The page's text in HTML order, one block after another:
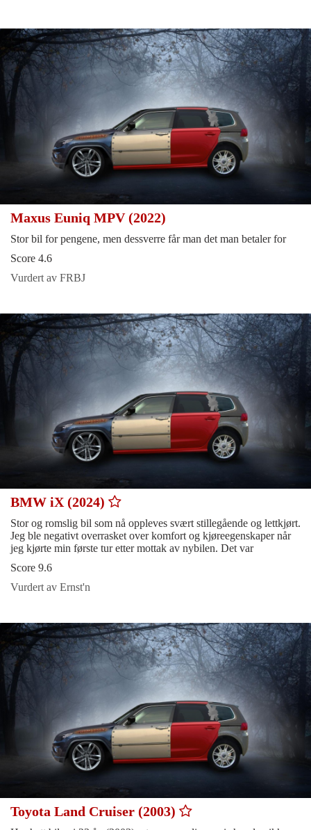
Maxus Euniq MPV (2022)
Stor bil for pengene, men dessverre får man det man betaler for
Score 4.6
Vurdert av FRBJ
BMW iX (2024)
Stor og romslig bil som nå oppleves svært stillegående og lettkjørt.
Jeg ble negativt overrasket over komfort og kjøreegenskaper når
jeg kjørte min første tur etter mottak av nybilen. Det var
Score 9.6
Vurdert av Ernst'n
Toyota Land Cruiser (2003)